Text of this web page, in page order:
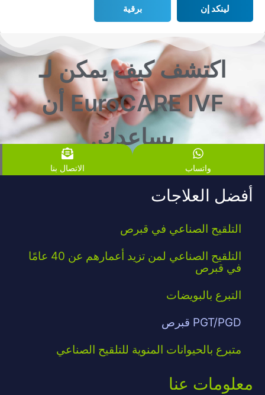
لينكد إن برقية
اكتشف كيف يمكن لـ
EuroCARE IVF أن
يساعدك.
واتساب الاتصال بنا
أفضل العلاجات
التلقيح الصناعي في قبرص
التلقيح الصناعي لمن تزيد أعمارهم عن 40 عامًا
في قبرص
التبرع بالبويضات
PGT/PGD قبرص
متبرع بالحيوانات المنوية للتلقيح الصناعي
معلومات عنا